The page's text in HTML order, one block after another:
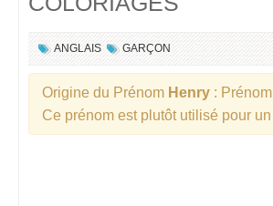
ANGLAIS GARÇON
Origine du Prénom Henry : Prénom
Ce prénom est plutôt utilisé pour un